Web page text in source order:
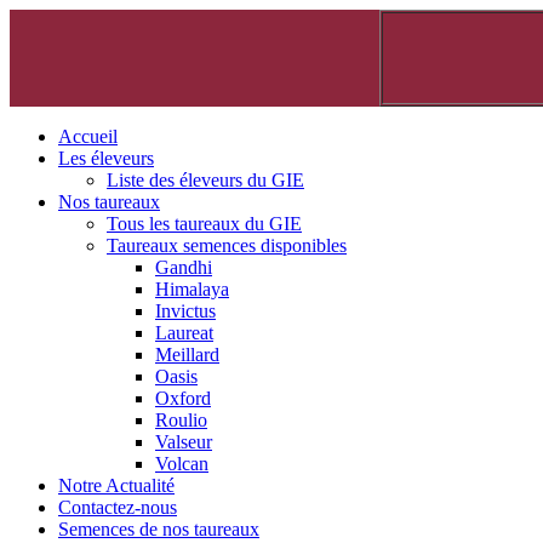
Accueil
Les éleveurs
Liste des éleveurs du GIE
Nos taureaux
Tous les taureaux du GIE
Taureaux semences disponibles
Gandhi
Himalaya
Invictus
Laureat
Meillard
Oasis
Oxford
Roulio
Valseur
Volcan
Notre Actualité
Contactez-nous
Semences de nos taureaux